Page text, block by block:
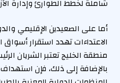
شاملة لخطط الطوارئ وإدارة
أما على الصعيدين الإقليمي
الاعتداءات تهدد استقرار
منطقة الخليج تعتبر الشريان
بالإضافة إلى ذلك، فإن